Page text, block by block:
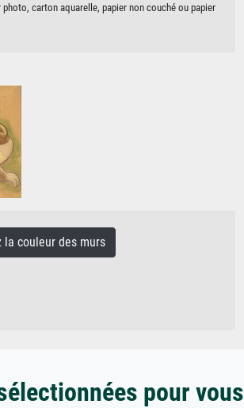
carton aquarelle, papier non couché ou papier
couleur des murs
pour vous